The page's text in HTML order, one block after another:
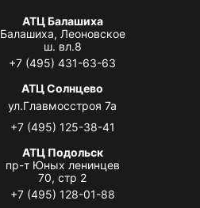
АТЦ Балашиха
Балашиха, Леоновское
ш. вл.8
+7 (495) 431-63-63
АТЦ Солнцево
ул.Главмосстроя 7а
+7 (495) 125-38-41
АТЦ Подольск
пр-т Юных ленинцев
70, стр 2
+7 (495) 128-01-88